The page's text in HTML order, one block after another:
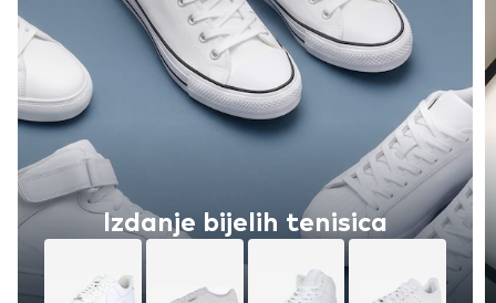
Izdanje bijelih tenisica